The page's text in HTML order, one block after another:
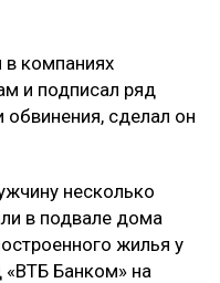
компаниях
и подписал ряд
обвинения, сделал он
несколько
в подвале дома
жилья у
«ВТБ Банком» на